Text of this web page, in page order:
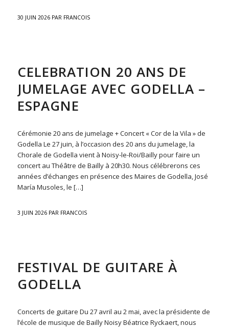
30 JUIN 2026 PAR FRANCOIS
CELEBRATION 20 ANS DE
JUMELAGE AVEC GODELLA –
ESPAGNE
Cérémonie 20 ans de jumelage + Concert « Cor de la Vila » de
Godella Le 27 juin, à l’occasion des 20 ans du jumelage, la
Chorale de Godella vient à Noisy-le-Roi/Bailly pour faire un
concert au Théâtre de Bailly à 20h30. Nous célébrerons ces
années d’échanges en présence des Maires de Godella, José
María Musoles, le […]
3 JUIN 2026 PAR FRANCOIS
FESTIVAL DE GUITARE À
GODELLA
Concerts de guitare Du 27 avril au 2 mai, avec la présidente de
l’école de musique de Bailly Noisy Béatrice Ryckaert, nous